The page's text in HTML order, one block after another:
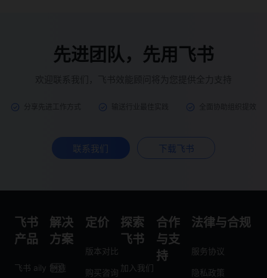
先进团队，先用飞书
联系我们 下载飞书
飞书
产品
飞书 aily
解决
方案
制造
定价
版本对比
购买咨询
探索
飞书
加入我们
合作
与支
持
法律与合规
服务协议
隐私政策